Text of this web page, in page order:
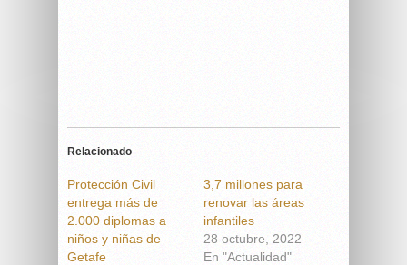
Relacionado
Protección Civil
entrega más de
2.000 diplomas a
niños y niñas de
Getafe
3,7 millones para
renovar las áreas
infantiles
28 octubre, 2022
En "Actualidad"